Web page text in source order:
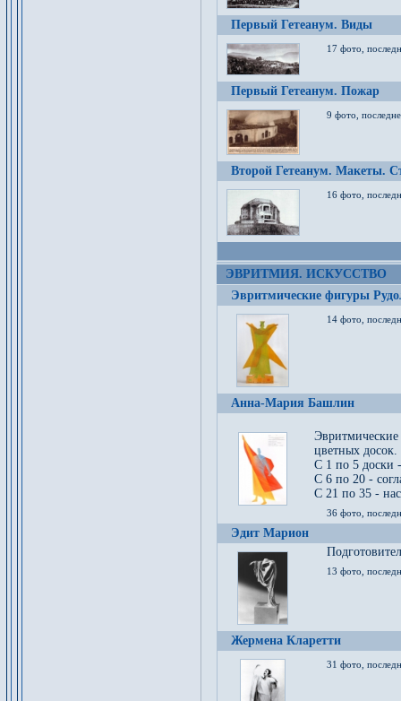
Первый Гетеанум. Виды
17 фото,
Первый Гетеанум. Пожар
9 фото,
Второй Гетеанум. Макеты.
16 фото,
ЭВРИТМИЯ. ИСКУССТВО
Эвритмические фигуры
14 фото,
Анна-Мария Башлин
цветных досок.
С 1 по 5 доски
С 6 по 20 -
С 21 по 35 -
36 фото,
Эдит Марион
13 фото,
Жермена Кларетти
31 фото,